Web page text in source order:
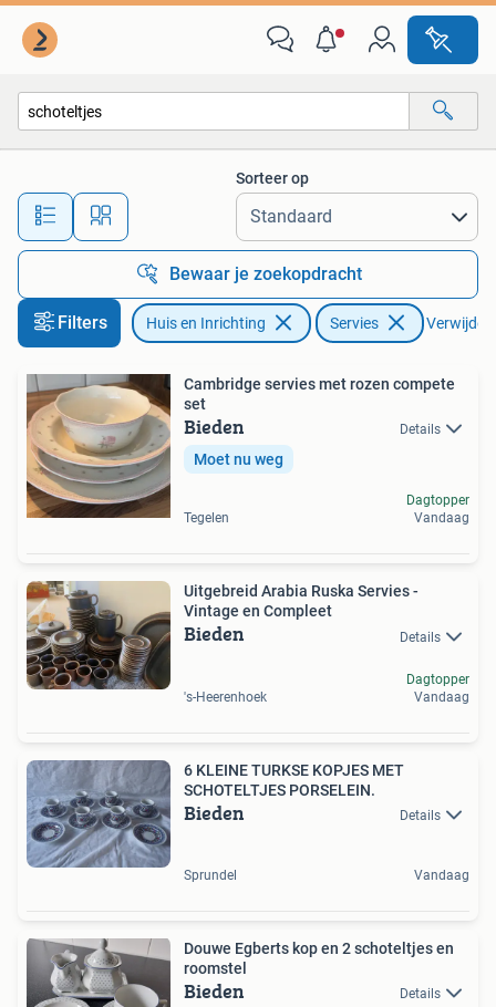
Alle afstanden…
Sorteer op
Bewaar je zoekopdracht
Filters Huis en Inrichting Servies Verwijder
Cambridge servies met rozen compete
set
Bieden Details
Moet nu weg
Tegelen
Dagtopper
Vandaag
Uitgebreid Arabia Ruska Servies -
Vintage en Compleet
Bieden Details
's-Heerenhoek
Dagtopper
Vandaag
6 KLEINE TURKSE KOPJES MET
SCHOTELTJES PORSELEIN.
Bieden Details
Sprundel Vandaag
Douwe Egberts kop en 2 schoteltjes en
roomstel
Bieden Details